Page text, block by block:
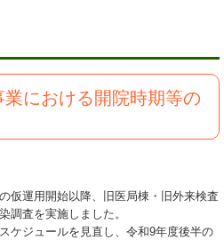
における開院時期等の
仮運用開始以降、旧医局棟・旧外来検査
調査を実施しました。
ケジュールを見直し、令和9年度後半の